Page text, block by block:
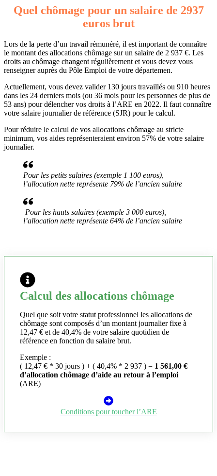
Quel chômage pour un salaire de 2937
euros brut
Lors de la perte d’un travail rémunéré, il est important de connaître
le montant des allocations chômage sur un salaire de 2 937 €. Les
droits au chômage changent régulièrement et vous devez vous
renseigner auprès du Pôle Emploi de votre départemen.
Actuellement, vous devez valider 130 jours travaillés ou 910 heures
dans les 24 derniers mois (ou 36 mois pour les personnes de plus de
53 ans) pour délencher vos droits à l’ARE en 2022. Il faut connaître
votre salaire journalier de référence (SJR) pour le calcul.
Pour réduire le calcul de vos allocations chômage au stricte
minimum, vos aides représenteraient environ 57% de votre salaire
journalier.
Pour les petits salaires (exemple 1 100 euros),
l’allocation nette représente 79% de l’ancien salaire
Pour les hauts salaires (exemple 3 000 euros),
l’allocation nette représente 64% de l’ancien salaire
Calcul des allocations chômage
Quel que soit votre statut professionnel les allocations de
chômage sont composés d’un montant journalier fixe à
12,47 € et de 40,4% de votre salaire quotidien de
référence en fonction du salaire brut.
Exemple :
( 12,47 € * 30 jours ) + ( 40,4% * 2 937 ) = 1 561,00 €
d’allocation chômage d’aide au retour à l’emploi
(ARE)
Conditions pour toucher l’ARE